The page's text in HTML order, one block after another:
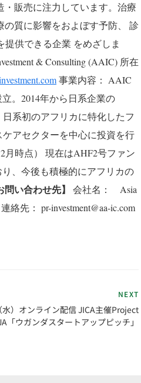
販売に注力しています。治療
質に影響をおよぼす予防、 診
提供できる企業 をめざしま
& Consulting (AAIC) 所在
事業内容： AAIC
。2014年から日系企業の
系初のアフリカに特化したフ
アセクターを中心に投資を行
時点）
現在はAHF2号ファン
、今後も積極的にアフリカの
い合わせ先】
会社名： Asia
連絡先： pr-investment@aa-ic.com
NEXT
）オンライン配信 JICA主催Project
「ウガンダスタートアップピッチ」